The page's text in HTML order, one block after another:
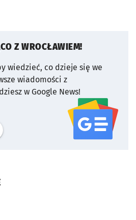
Z WROCŁAWIEM!
wiedzieć, co dzieje się we
wiadomości z
w Google News!
serwisu